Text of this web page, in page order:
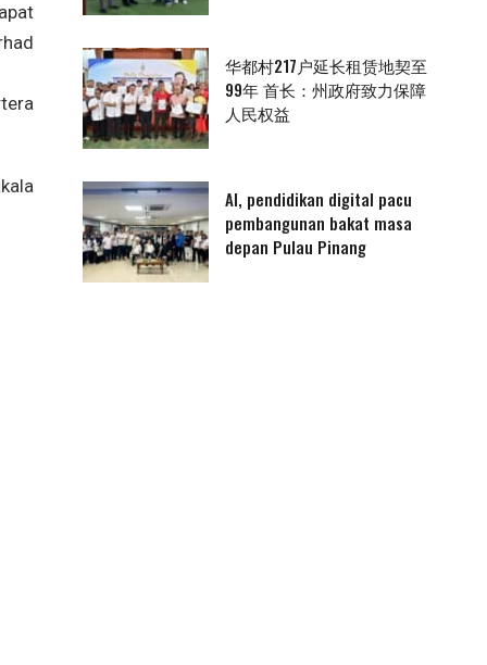
华都村217户延长租赁地契至
99年 首长：州政府致力保障
人民权益
AI, pendidikan digital pacu
pembangunan bakat masa
depan Pulau Pinang